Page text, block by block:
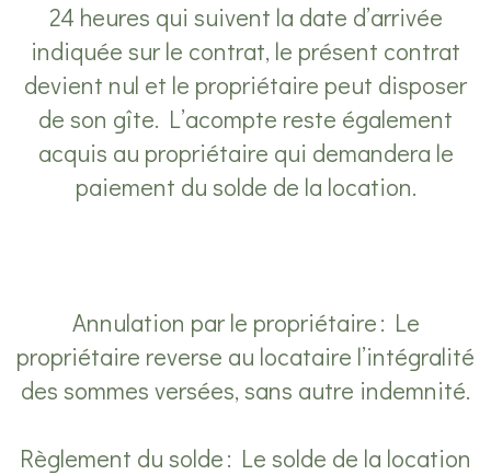
24 heures qui suivent la date d’arrivée
indiquée sur le contrat, le présent contrat
devient nul et le propriétaire peut disposer
de son gîte. L’acompte reste également
acquis au propriétaire qui demandera le
paiement du solde de la location.
Annulation par le propriétaire : Le
propriétaire reverse au locataire l’intégralité
des sommes versées, sans autre indemnité.
Règlement du solde : Le solde de la location